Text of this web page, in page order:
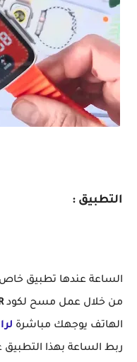
التطبيق :
الساعة عندها تطبيق
من خلال عمل مسح لكود
الهاتف يوجهك مباشرة
ربط الساعة بهذا